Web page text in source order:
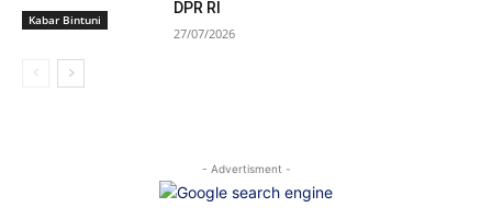
Kabar Bintuni
DPR RI
27/07/2026
- Advertisment -